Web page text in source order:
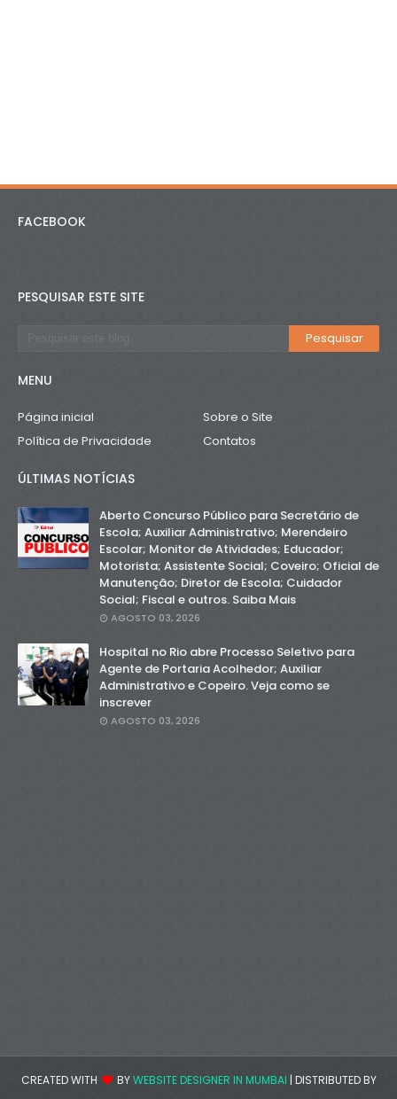
FACEBOOK
PESQUISAR ESTE SITE
MENU
Página inicial
Sobre o Site
Política de Privacidade
Contatos
ÚLTIMAS NOTÍCIAS
Aberto Concurso Público para Secretário de
Escola; Auxiliar Administrativo; Merendeiro
Escolar; Monitor de Atividades; Educador;
Motorista; Assistente Social; Coveiro; Oficial de
Manutenção; Diretor de Escola; Cuidador
Social; Fiscal e outros. Saiba Mais
AGOSTO 03, 2026
Hospital no Rio abre Processo Seletivo para
Agente de Portaria Acolhedor; Auxiliar
Administrativo e Copeiro. Veja como se
inscrever
AGOSTO 03, 2026
CREATED WITH BYWEBSITE DESIGNER IN MUMBAI | DISTRIBUTED BY